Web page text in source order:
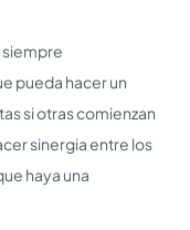
siempre
pueda hacer un
si otras comienzan
sinergia entre los
haya una